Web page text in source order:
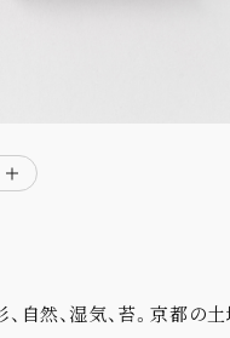
、自然、湿気、苔。京都の